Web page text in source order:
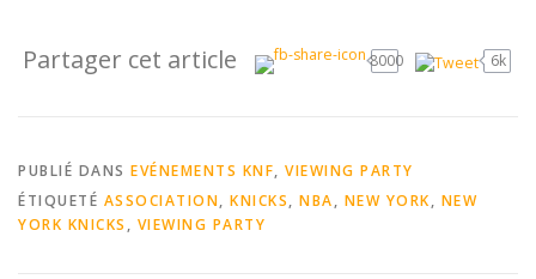
Partager cet article 8000 6k
PUBLIÉ DANS EVÉNEMENTS KNF, VIEWING PARTY
ÉTIQUETÉ ASSOCIATION, KNICKS, NBA, NEW YORK, NEW
YORK KNICKS , VIEWING PARTY